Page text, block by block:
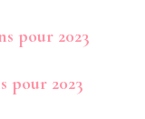
pour 2023
pour 2023